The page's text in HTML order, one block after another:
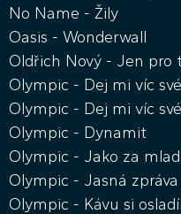
No Name - Žily
Oasis - Wonderwall
Oldřich Nový - Jen pro
Olympic - Dej mi víc
Olympic - Dej mi víc
Olympic - Dynamit
Olympic - Jako za
Olympic - Jasná zpráva
Olympic - Kávu si